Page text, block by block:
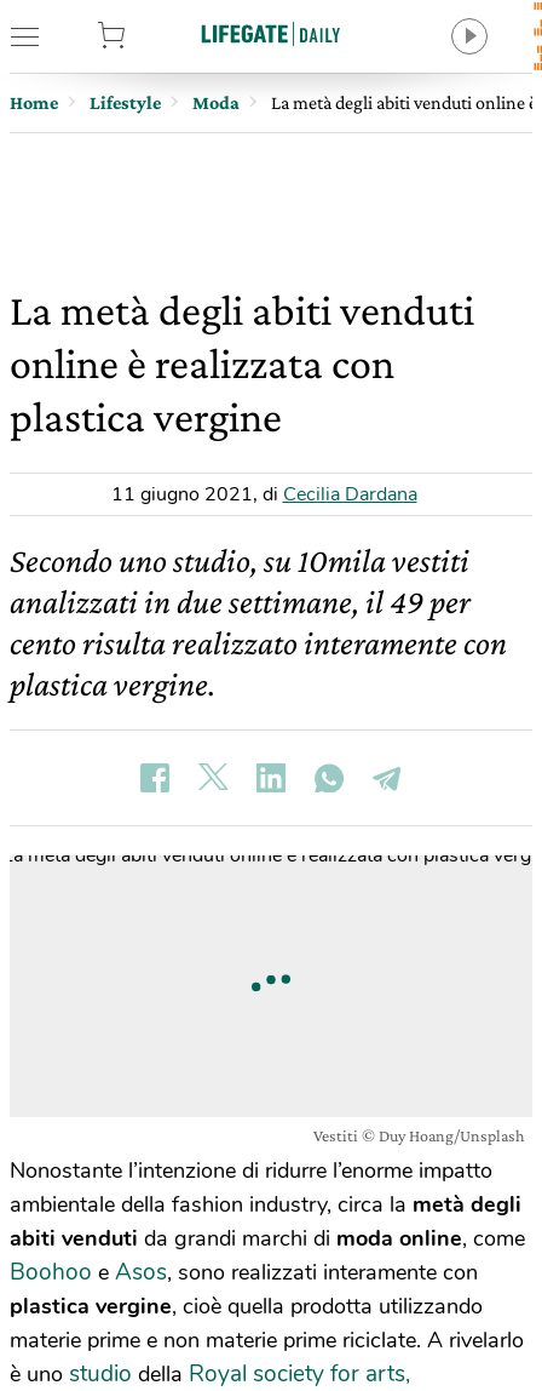
Home Lifestyle Moda La metà degli abiti venduti online
La metà degli abiti venduti
online è realizzata con
plastica vergine
11 giugno 2021, di Cecilia Dardana
Secondo uno studio, su 10mila vestiti
analizzati in due settimane, il 49 per
cento risulta realizzato interamente con
plastica vergine.
Vestiti © Duy Hoang/Unsplash
Nonostante l’intenzione di ridurre l’enorme impatto
ambientale della fashion industry, circa la metà degli
abiti venduti da grandi marchi di moda online, come
Boohoo e Asos, sono realizzati interamente con
plastica vergine, cioè quella prodotta utilizzando
materie prime e non materie prime riciclate. A rivelarlo
è uno studio della Royal society for arts,